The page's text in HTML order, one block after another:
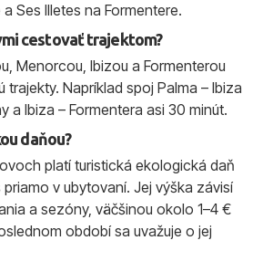
Ses Illetes na Formentere.
cestovať trajektom?
Menorcou, Ibizou a Formenterou
trajekty. Napríklad spoj Palma – Ibiza
a Ibiza – Formentera asi 30 minút.
daňou?
platí turistická ekologická daň
v ubytovaní. Jej výška závisí
a sezóny, väčšinou okolo 1–4 €
období sa uvažuje o jej